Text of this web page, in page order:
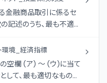
口座という。
金融商品取引に係るセ
記述のうち、最も不適切
環境_経済指標
空欄 (ア) 〜 (ウ)に当て
て、最も適切なものは